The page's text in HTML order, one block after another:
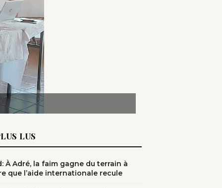
LUS
À Adré, la faim gagne du terrain à
que l’aide internationale recule